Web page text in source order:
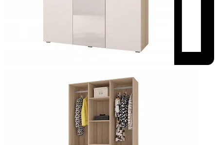
Добавить к сравнению